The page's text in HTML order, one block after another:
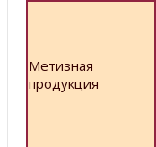
Метизная
продукция